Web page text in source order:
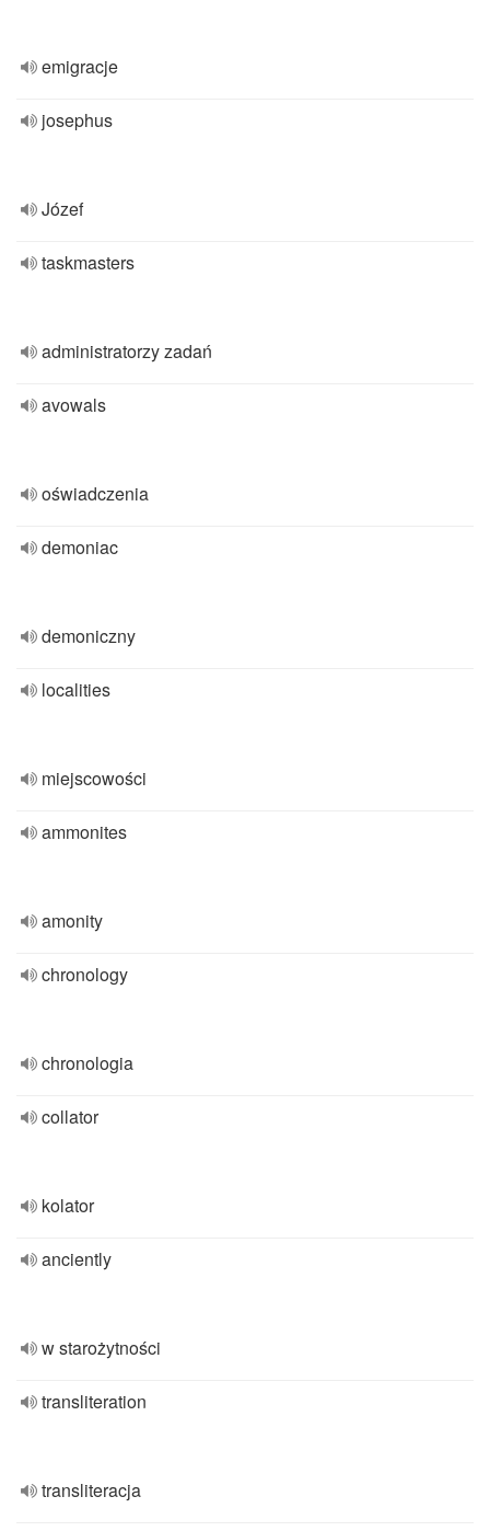
emigracje
josephus
Józef
taskmasters
administratorzy zadań
avowals
oświadczenia
demoniac
demoniczny
localities
miejscowości
ammonites
amonity
chronology
chronologia
collator
kolator
anciently
w starożytności
transliteration
transliteracja